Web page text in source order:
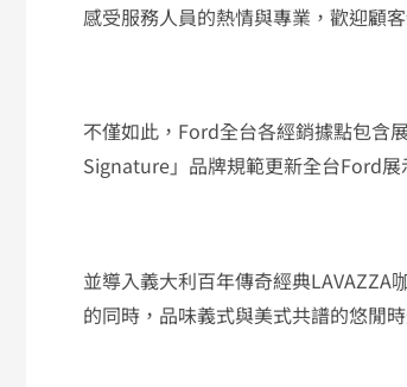
感受服務人員的熱情與專業，歡迎顧
不僅如此，Ford全台各經銷據點包含
Signature」品牌規範更新全台Ford展
並導入義大利百年傳奇經典LAVAZZA
的同時，品味義式與美式共譜的悠閒